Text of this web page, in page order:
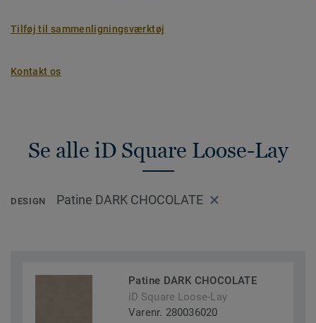
Tilføj til sammenligningsværktøj
Kontakt os
Se alle iD Square Loose-Lay
DESIGN Patine DARK CHOCOLATE
Patine DARK CHOCOLATE
iD Square Loose-Lay
Varenr. 280036020